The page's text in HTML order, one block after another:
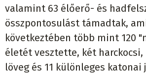
valamint 63 élőerő- és
összpontosulást támadtak,
következtében több mint 120
életét vesztette, két
löveg és 11 különleges